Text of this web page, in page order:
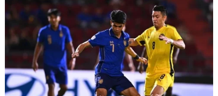
TIN LIÊN QUAN